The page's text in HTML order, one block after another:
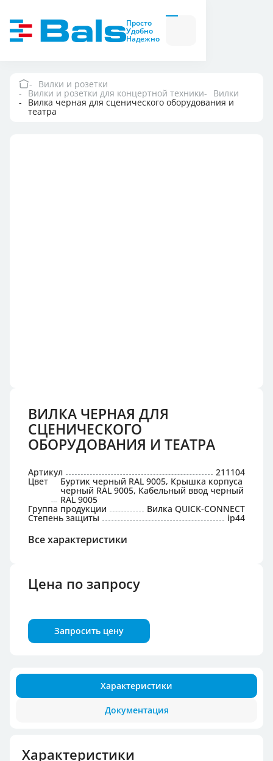
Просто
Удобно
Надежно
Вилки
и
розетки
модули
Вилки и розетки
Компания
Вилки и розетки
Вилки и розетки для концертной техники Вилки
Вилка черная для сценического оборудования и
театра
ВИЛКА ЧЕРНАЯ ДЛЯ
СЦЕНИЧЕСКОГО
ОБОРУДОВАНИЯ И ТЕАТРА
Артикул 211104
Цвет Буртик черный RAL 9005, Крышка корпуса
черный RAL 9005, Кабельный ввод черный
RAL 9005
Группа продукции Вилка QUICK-CONNECT
Степень защиты ip44
Все характеристики
Цена по запросу
Запросить цену
Характеристики
Документация
Характеристики